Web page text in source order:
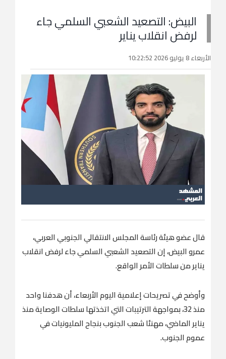
البيض: التصعيد الشعبي السلمي جاء
لرفض انقلاب يناير
الأربعاء 8 يوليو 2026 10:22:52
قال عضو هيئة رئاسة المجلس الانتقالي الجنوبي العربي،
عمرو البيض، إن التصعيد الشعبي السلمي جاء لرفض انقلاب
يناير من سلطات الأمر الواقع.
وأوضح في تصريحات إعلامية اليوم الأربعاء، أن هدفنا واحد
منذ 32، بمواجهة الترتيبات التي اتخذتها سلطات الوصاية منذ
يناير الماضي، مهنئا شعب الجنوب بنجاح المليونيات في
عموم الجنوب.